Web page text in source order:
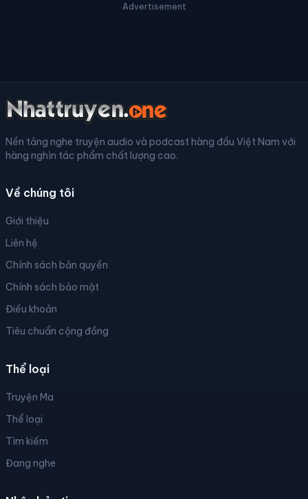
Advertisement
Nền tảng nghe truyện audio và podcast hàng đầu Việt Nam với
hàng nghìn tác phẩm chất lượng cao.
Về chúng tôi
Giới thiệu
Liên hệ
Chính sách bản quyền
Chính sách bảo mật
Điều khoản
Tiêu chuẩn cộng đồng
Thể loại
Truyện Ma
Thể loại
Tìm kiếm
Đang nghe